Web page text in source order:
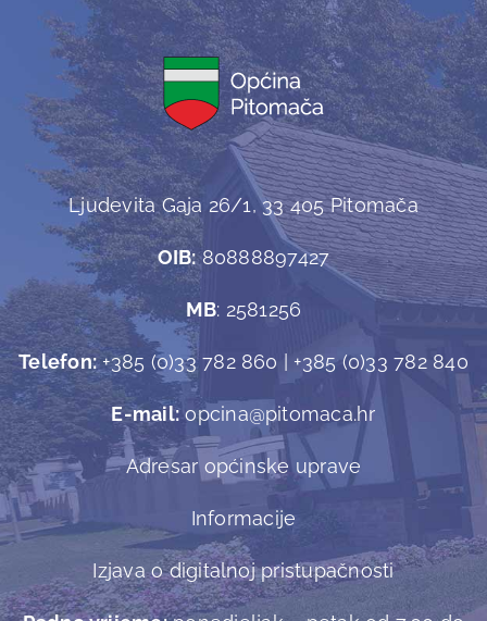
Ljudevita Gaja 26/1, 33 405 Pitomača
OIB:80888897427
MB: 2581256
Telefon:+385 (0)33 782 860 | +385 (0)33 782 840
E-mail:opcina@pitomaca.hr
Adresar općinske uprave
Informacije
Izjava o digitalnoj pristupačnosti